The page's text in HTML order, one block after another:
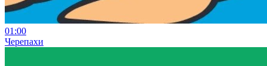
01:00
Черепахи